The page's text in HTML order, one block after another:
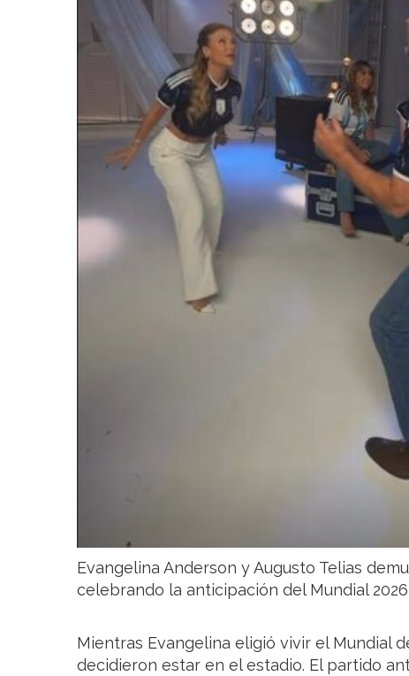
Evangelina Anderson y Augusto Telias
celebrando la anticipación del Mundial 2026
Mientras Evangelina eligió vivir el Mundial
decidieron estar en el estadio. El partido